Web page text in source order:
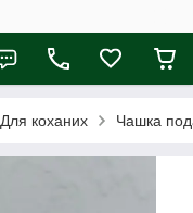
Для коханих Чашка